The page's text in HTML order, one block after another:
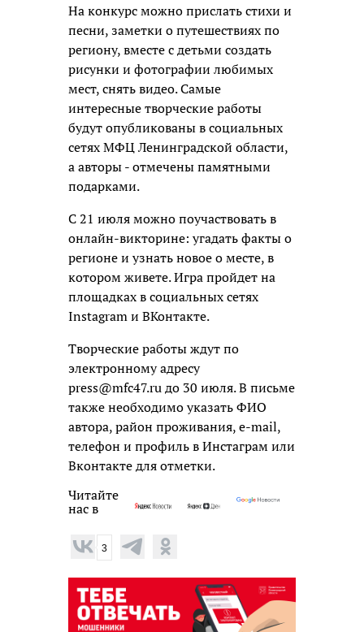
На конкурс можно прислать стихи и
песни, заметки о путешествиях по
региону, вместе с детьми создать
рисунки и фотографии любимых
мест, снять видео. Самые
интересные творческие работы
будут опубликованы в социальных
сетях МФЦ Ленинградской области,
а авторы - отмечены памятными
подарками.
С 21 июля можно поучаствовать в
онлайн-викторине: угадать факты о
регионе и узнать новое о месте, в
котором живете. Игра пройдет на
площадках в социальных сетях
Instаgram и BКонтакте.
Творческие работы ждут по
электронному адресу
press@mfc47.ru до 30 июля. В письме
также необходимо указать ФИО
автора, район проживания, e-mail,
телефон и профиль в Инстаграм или
Вконтакте для отметки.
Читайте
нас в
3